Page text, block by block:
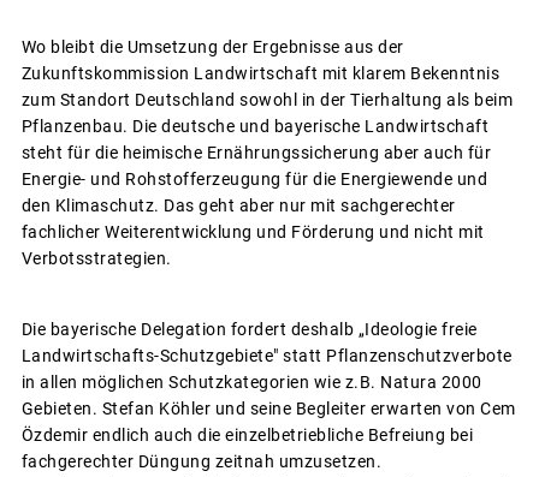
Wo bleibt die Umsetzung der Ergebnisse aus der
Zukunftskommission Landwirtschaft mit klarem Bekenntnis
zum Standort Deutschland sowohl in der Tierhaltung als beim
Pflanzenbau. Die deutsche und bayerische Landwirtschaft
steht für die heimische Ernährungssicherung aber auch für
Energie- und Rohstofferzeugung für die Energiewende und
den Klimaschutz. Das geht aber nur mit sachgerechter
fachlicher Weiterentwicklung und Förderung und nicht mit
Verbotsstrategien.
Die bayerische Delegation fordert deshalb „Ideologie freie
Landwirtschafts-Schutzgebiete" statt Pflanzenschutzverbote
in allen möglichen Schutzkategorien wie z.B. Natura 2000
Gebieten. Stefan Köhler und seine Begleiter erwarten von Cem
Özdemir endlich auch die einzelbetriebliche Befreiung bei
fachgerechter Düngung zeitnah umzusetzen.